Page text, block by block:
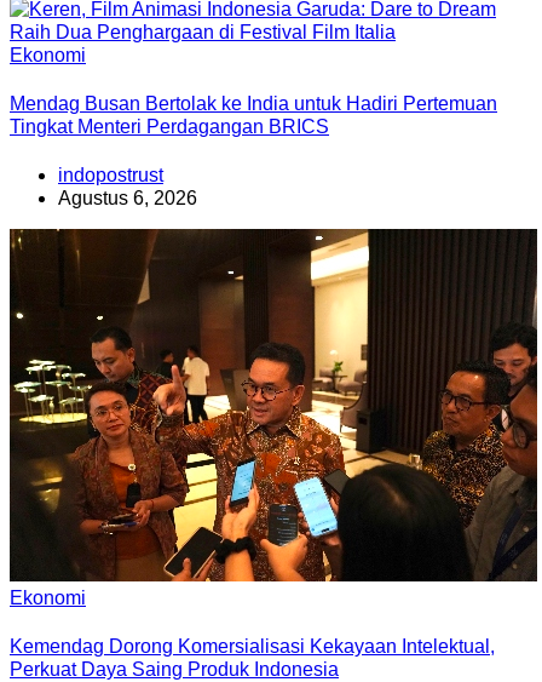
Ekonomi
Mendag Busan Bertolak ke India untuk Hadiri Pertemuan
Tingkat Menteri Perdagangan BRICS
indopostrust
Agustus 6, 2026
Ekonomi
Kemendag Dorong Komersialisasi Kekayaan Intelektual,
Perkuat Daya Saing Produk Indonesia